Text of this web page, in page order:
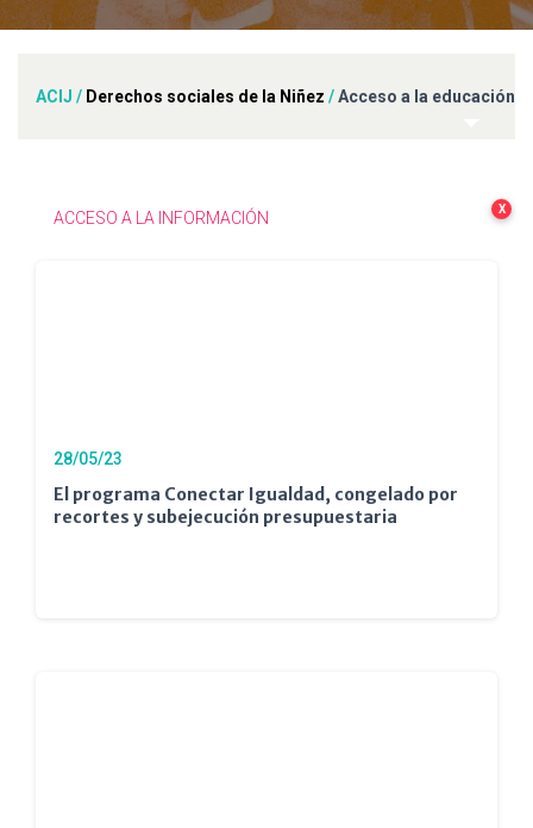
ACIJ / Derechos sociales de la Niñez /Acceso a la educación
ACCESO A LA INFORMACIÓN X
28/05/23
El programa Conectar Igualdad, congelado por
recortes y subejecución presupuestaria